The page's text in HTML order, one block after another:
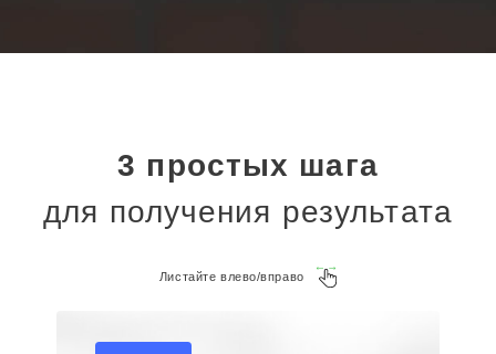
3 простых шага
для получения результата
Листайте влево/вправо